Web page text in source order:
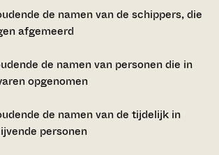
de namen van de schippers, die
afgemeerd
de namen van personen die in
opgenomen
de namen van de tijdelijk in
personen